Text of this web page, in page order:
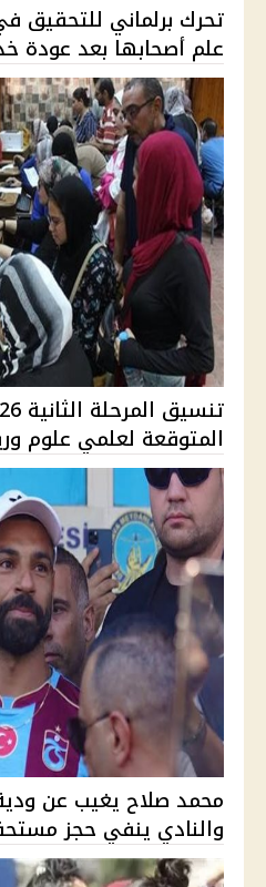
تحرك برلماني
علم أصحابها بعد عودة
المتوقعة لعلمي علوم
محمد صلاح يغيب عن
والنادي ينفي حجز